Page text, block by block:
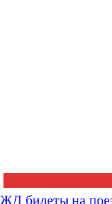
ЖД билеты на